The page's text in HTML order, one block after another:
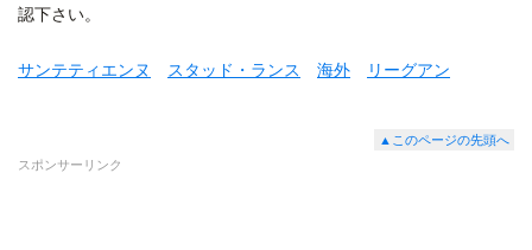
認下さい。
サンテティエンヌ スタッド・ランス 海外 リーグアン
▲このページの先頭へ
スポンサーリンク